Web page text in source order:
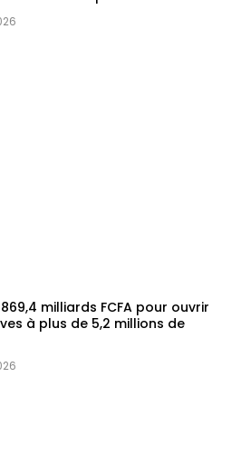
milliards FCFA pour ouvrir
à plus de 5,2 millions de